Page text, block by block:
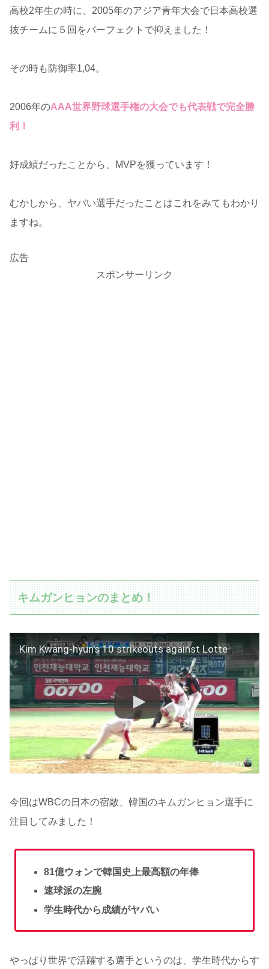
高校2年生の時に、2005年のアジア青年大会で日本高校選
抜チームに５回をパーフェクトで抑えました！
その時も防御率1,04。
2006年のAAA世界野球選手権の大会でも代表戦で完全勝
利！
好成績だったことから、MVPを獲っています！
むかしから、ヤバい選手だったことはこれをみてもわかり
ますね。
広告
スポンサーリンク
キムガンヒョンのまとめ！
Kim Kwang-hyun's 10 strikeouts against Lotte
今回はWBCの日本の宿敵、韓国のキムガンヒョン選手に
注目してみました！
81億ウォンで韓国史上最高額の年俸
速球派の左腕
学生時代から成績がヤバい
やっぱり世界で活躍する選手というのは、学生時代からす